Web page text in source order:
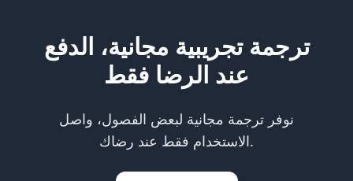
ترجمة تجريبية مجانية، الدفع
عند الرضا فقط
نوفر ترجمة مجانية لبعض الفصول، واصل
الاستخدام فقط عند رضاك.